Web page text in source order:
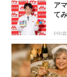
ア
て
PR(